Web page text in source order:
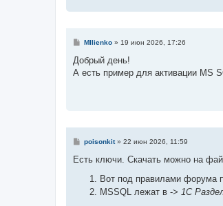
С
о
щ
MIlienko» 19 июн 2026, 17:26
Добрый день!
А есть пример для активации MS
С
о
poisonkit» 22 июн 2026, 11:59
Есть ключи. Скачать можно на
Вот под правилами форума
MSSQL лежат в -> 1С